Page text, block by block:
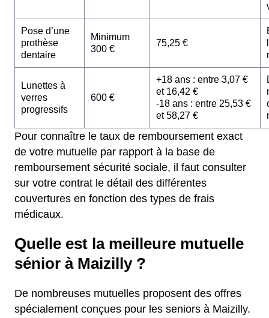
Pose d’une
prothèse
dentaire
Minimum
300 €
75,25 €
Lunettes à
verres
progressifs
600 €
+18 ans : entre 3,07 €
et 16,42 €
-18 ans : entre 25,53 €
et 58,27 €
Pour connaître le taux de remboursement exact
de votre mutuelle par rapport à la base de
remboursement sécurité sociale, il faut consulter
sur votre contrat le détail des différentes
couvertures en fonction des types de frais
médicaux.
Quelle est la meilleure mutuelle
sénior à Maizilly ?
De nombreuses mutuelles proposent des offres
spécialement conçues pour les seniors à Maizilly.